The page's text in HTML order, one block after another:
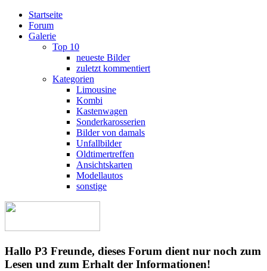
Startseite
Forum
Galerie
Top 10
neueste Bilder
zuletzt kommentiert
Kategorien
Limousine
Kombi
Kastenwagen
Sonderkarosserien
Bilder von damals
Unfallbilder
Oldtimertreffen
Ansichtskarten
Modellautos
sonstige
Hallo P3 Freunde, dieses Forum dient nur noch zum
Lesen und zum Erhalt der Informationen!